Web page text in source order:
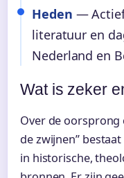
Heden —
literatuur en
Nederland en
Wat is zeker
Over de oorsprong
de zwijnen”
in historische,